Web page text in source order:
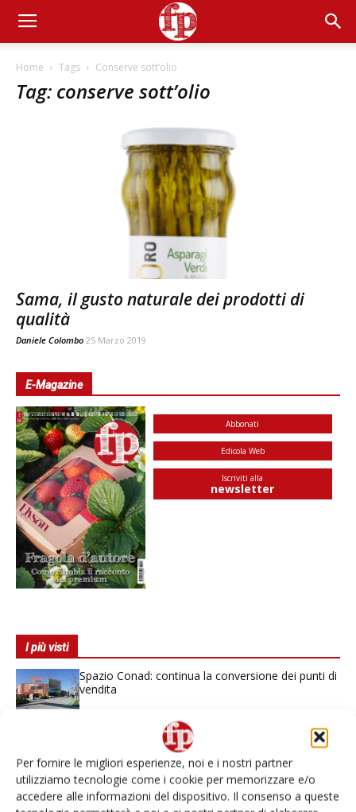
Per fornire le migliori esperienze, noi e i nostri partner
utilizziamo tecnologie come i cookie per memorizzare e/o
accedere alle informazioni del dispositivo. Il consenso a queste
Home Tags Conserve sott’olio
Tag: conserve sott’olio
Sama, il gusto naturale dei prodotti di
qualità
Daniele Colombo 25 Marzo 2019
E-Magazine
Abbonati
Edicola Web
Iscriviti alla
newsletter
I più visti
Spazio Conad: continua la conversione dei punti di
vendita
Non è una susina: è Metis… e può rivoluzionare la
L’ortofrutta di Extra Supermercati tra localismo e
Ai #Repartofresh